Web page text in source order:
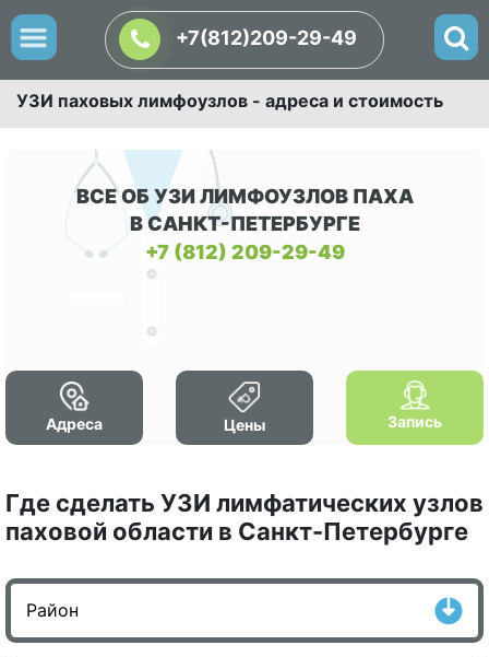
+7(812)209-29-49
УЗИ паховых лимфоузлов - адреса и стоимость
ВСЕ ОБ УЗИ ЛИМФОУЗЛОВ ПАХА
В САНКТ-ПЕТЕРБУРГЕ
+7 (812) 209-29-49
Адреса Цены Запись
Где сделать УЗИ лимфатических узлов
паховой области в Санкт-Петербурге